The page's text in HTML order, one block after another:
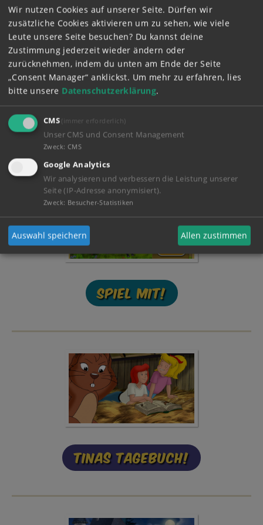
Ri187
27.11.2020 - 16:01
Meine Schwester hat am 18.01.21
Geburtstag und sie würde bestimmt
alles dekorieren was mit Bibi und Tina
zu tun hat!!! Sie ist ein absoluter Fan
und ihr Zimmer ist voll mit Bibi und
Spiel mit!
Tinas Tagebuch!
Wir nutzen Cookies auf unserer Seite. Dürfen wir
zusätzliche Cookies aktivieren um zu sehen, wie viele
Leute unsere Seite besuchen? Du kannst deine
Zustimmung jederzeit wieder ändern oder
zurücknehmen, indem du unten am Ende der Seite
„Consent Manager“ anklickst. Um mehr zu erfahren, lies
bitte unsere Datenschutzerklärung.
CMS (immer erforderlich)
Unser CMS und Consent Management
Zweck: CMS
Google Analytics
Wir analysieren und verbessern die Leistung unserer
Seite (IP-Adresse anonymisiert).
Zweck: Besucher-Statistiken
Auswahl speichern Allen zustimmen